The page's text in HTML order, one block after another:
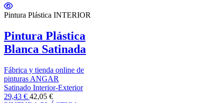
Pintura Plástica INTERIOR
Pintura Plástica
Blanca Satinada
Fábrica y tienda online de
pinturas ANGAR
Satinado Interior-Exterior
29,43 € 42,05 €